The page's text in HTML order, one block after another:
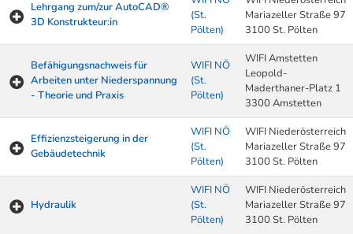
Lehrgang zum/zur AutoCAD®
3D Konstrukteur:in
(St.
Pölten)
Mariazeller Straße 97
3100 St. Pölten
Befähigungsnachweis für
Arbeiten unter Niederspannung
- Theorie und Praxis
WIFI NÖ
(St.
Pölten)
WIFI Amstetten
Leopold-
Maderthaner-Platz 1
3300 Amstetten
Effizienzsteigerung in der
Gebäudetechnik
WIFI NÖ
(St.
Pölten)
WIFI Niederösterreich
Mariazeller Straße 97
3100 St. Pölten
Hydraulik
WIFI NÖ
(St.
Pölten)
WIFI Niederösterreich
Mariazeller Straße 97
3100 St. Pölten